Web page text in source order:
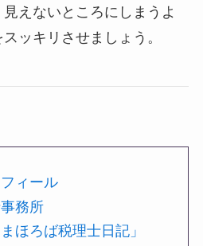
えないところにしまうよ
ッキリさせましょう。
ィール
務所
ほろば税理士日記」